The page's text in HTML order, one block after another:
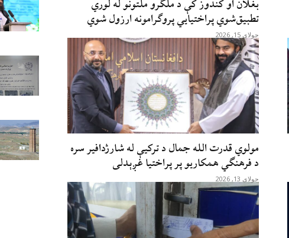
بغلان او کندوز کې د ملګرو ملتونو له لوري
تطبیق‌شوي پراختیايي پروګرامونه ارزول شوي
جولای 15, 2026
مولوي قدرت الله جمال د ترکیې له شارژدافیر سره
د فرهنګي همکاریو پر پراختیا غږېدلی
جولای 13, 2026